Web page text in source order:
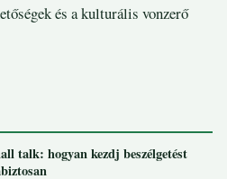
és a kulturális vonzerő
talk: hogyan kezdj beszélgetést